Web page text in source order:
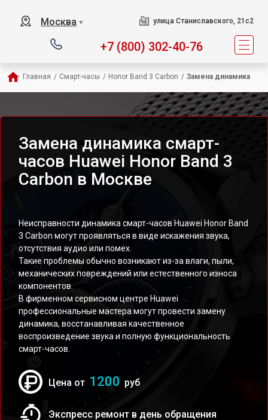
Москва ▼ улица Станиславского, 21с2
+7 (800) 302-40-76
Главная / Смарт-часы / Honor Band 3 Carbon / Замена динамика
Замена динамика смарт-
часов Huawei Honor Band 3
Carbon в Москве
Неисправности динамика смарт-часов Huawei Honor Band
3 Carbon могут проявляться в виде искажения звука,
отсутствия аудио или помех.
Такие проблемы обычно возникают из-за влаги, пыли,
механических повреждений или естественного износа
компонентов.
В фирменном сервисном центре Huawei
профессиональные мастера могут провести замену
динамика, восстанавливая качественное
воспроизведение звука и полную функциональность
смарт-часов.
Цена от 1200 руб
Экспресс ремонт в день обращения